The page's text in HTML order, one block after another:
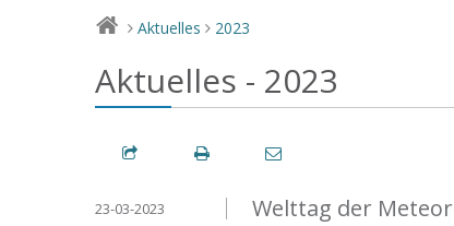
> Aktuelles > 2023
Aktuelles - 2023
Welttag der
23-03-2023